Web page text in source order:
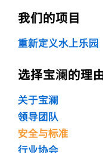
我们的项目
重新定义水上乐园
选择宝澜的理
关于宝澜
领导团队
安全与标准